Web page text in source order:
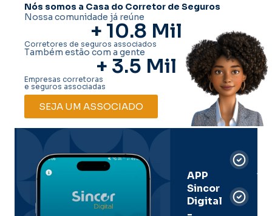
Nós somos a Casa do Corretor de Seguros
Nossa comunidade já reúne
+ 10.8 Mil
Corretores de seguros associados
Também estão com a gente
+ 3.5 Mil
Empresas corretoras
e seguros associadas
SEJA UM ASSOCIADO
APP
Sincor
Digital